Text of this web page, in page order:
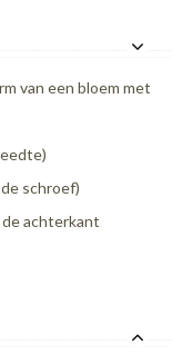
van een bloem met
schroef)
achterkant